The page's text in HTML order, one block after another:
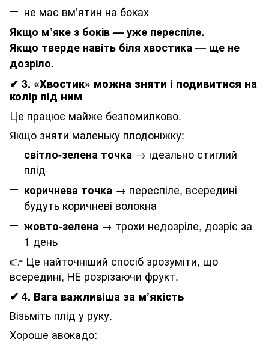
не має вм’ятин на боках
Якщо м’яке з боків — уже переспіле.
Якщо тверде навіть біля хвостика — ще не
дозріло.
✔ 3. «Хвостик» можна зняти і подивитися на
колір під ним
Це працює майже безпомилково.
Якщо зняти маленьку плодоніжку:
світло-зелена точка → ідеально стиглий
плід
коричнева точка → переспіле, всередині
будуть коричневі волокна
жовто-зелена → трохи недозріле, дозріє за
1 день
👉 Це найточніший спосіб зрозуміти, що
всередині, НЕ розрізаючи фрукт.
✔ 4. Вага важливіша за м’якість
Візьміть плід у руку.
Хороше авокадо: